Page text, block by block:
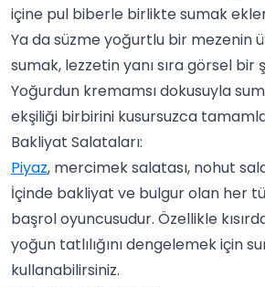
içine pul biberle birlikte sumak
Ya da süzme yoğurtlu bir mezenin
sumak, lezzetin yanı sıra görsel bir
Yoğurdun kremamsı dokusuyla
ekşiliği birbirini kusursuzca
Bakliyat Salataları:
Piyaz, mercimek salatası, nohut
İçinde bakliyat ve bulgur olan her
başrol oyuncusudur. Özellikle
yoğun tatlılığını dengelemek için
kullanabilirsiniz.